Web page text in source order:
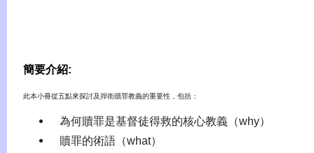
簡要介紹:
此本小冊從五點來探討及捍衛贖罪教義的重要性，包括：
 為何贖罪是基督徒得救的核心教義（why）
 贖罪的術語（what）